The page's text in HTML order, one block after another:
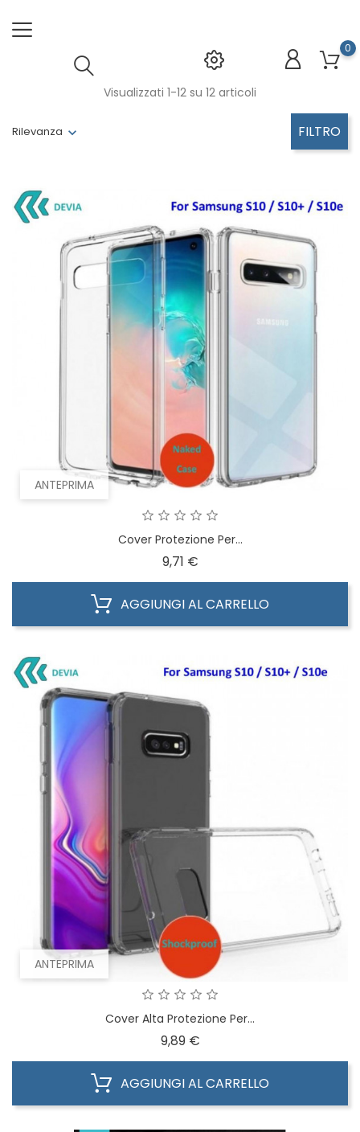
0
Rilevanza FILTRO
Visualizzati 1-12 su 12 articoli
ANTEPRIMA
Cover Protezione Per...
9,71 €Prezzo
AGGIUNGI AL CARRELLO
ANTEPRIMA
Cover Alta Protezione Per...
9,89 €Prezzo
AGGIUNGI AL CARRELLO